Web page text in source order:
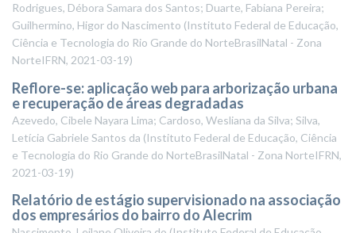
Rodrigues, Débora Samara dos Santos; Duarte, Fabiana Pereira;
Guilhermino, Higor do Nascimento (Instituto Federal de Educação,
Ciência e Tecnologia do Rio Grande do NorteBrasilNatal - Zona
NorteIFRN, 2021-03-19)
Reflore-se: aplicação web para arborização urbana
e recuperação de áreas degradadas
Azevedo, Cibele Nayara Lima; Cardoso, Wesliana da Silva; Silva,
Letícia Gabriele Santos da (Instituto Federal de Educação, Ciência
e Tecnologia do Rio Grande do NorteBrasilNatal - Zona NorteIFRN,
2021-03-19)
Relatório de estágio supervisionado na associação
dos empresários do bairro do Alecrim